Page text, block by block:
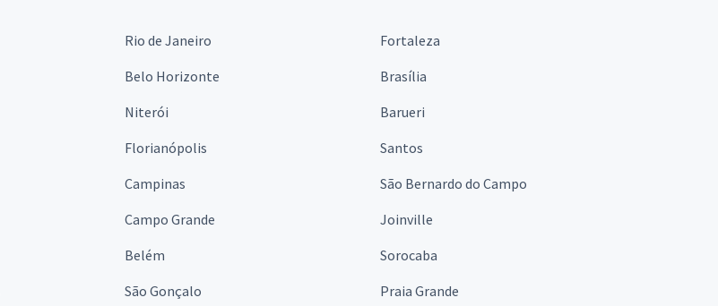
Rio de Janeiro
Fortaleza
Belo Horizonte
Brasília
Niterói
Barueri
Florianópolis
Santos
Campinas
São Bernardo do Campo
Campo Grande
Joinville
Belém
Sorocaba
São Gonçalo Praia Grande